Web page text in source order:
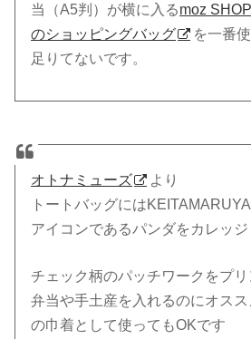
当（A5判）が横に入るmoz
のショッピングバッグ
を一番
足りてないです。
オトナミューズ
より
トートバッグには
アイコンであるパンダをカレッ
チェック柄のパッチワークをプ
弁当や手土産を入れるのにオス
の巾着として使ってもOKです